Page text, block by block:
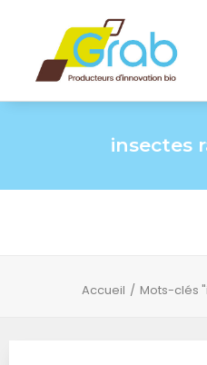
insectes
Accueil Mots-clés